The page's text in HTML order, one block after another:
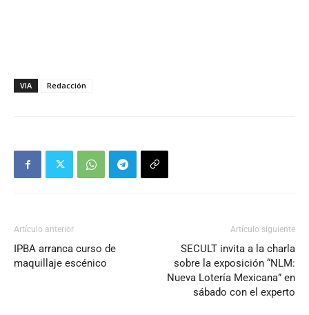
VIA Redacción
Artículo anterior
IPBA arranca curso de
maquillaje escénico
Artículo siguiente
SECULT invita a la charla
sobre la exposición “NLM:
Nueva Lotería Mexicana” en
sábado con el experto